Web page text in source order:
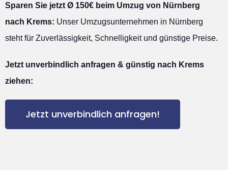
Sparen Sie jetzt Ø 150€ beim Umzug von Nürnberg
nach Krems: Unser Umzugsunternehmen in Nürnberg
steht für Zuverlässigkeit, Schnelligkeit und günstige Preise.
Jetzt unverbindlich anfragen & günstig nach Krems
ziehen:
Jetzt unverbindlich anfragen!